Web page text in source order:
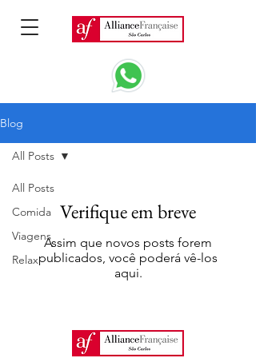
Blog
All Posts
Comida
Viagens
Relax
All Posts
Verifique em breve
Assim que novos posts forem
publicados, você poderá vê-los
aqui.